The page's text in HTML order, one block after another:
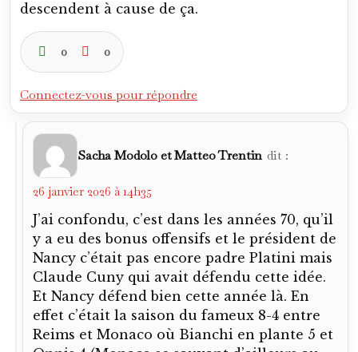
descendent à cause de ça.
0 0
Connectez-vous pour répondre
Sacha Modolo et Matteo Trentin dit :
26 janvier 2026 à 14h35
J’ai confondu, c’est dans les années 70, qu’il
y a eu des bonus offensifs et le président de
Nancy c’était pas encore padre Platini mais
Claude Cuny qui avait défendu cette idée.
Et Nancy défend bien cette année là. En
effet c’était la saison du fameux 8-4 entre
Reims et Monaco où Bianchi en plante 5 et